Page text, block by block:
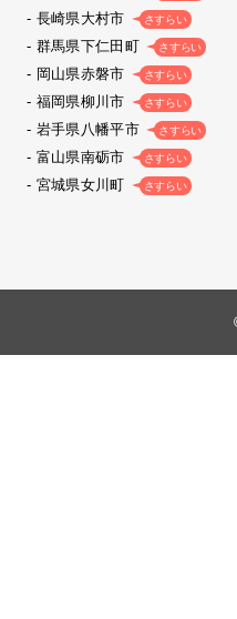
長崎県大村市 さすらい
群馬県下仁田町 さすらい
岡山県赤磐市 さすらい
福岡県柳川市 さすらい
岩手県八幡平市 さすらい
富山県南砺市 さすらい
宮城県女川町 さすらい